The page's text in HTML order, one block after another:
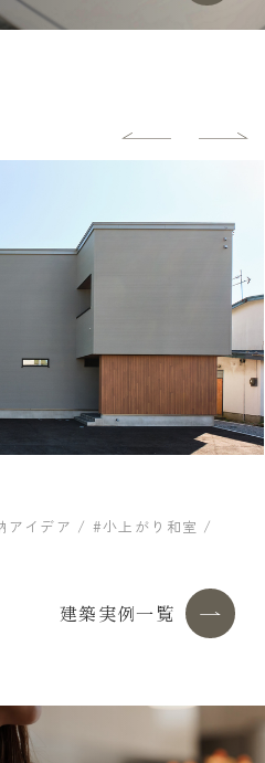
アイデア
#小上がり和室
建築実例一覧